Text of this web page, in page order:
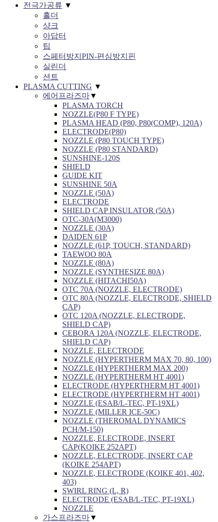
전극가공류 ▼
홀더
샹크
아답터
팁
스페터방지PIN-편심방지핀
실린더
션트
PLASMA CUTTING ▼
에어프라즈마▼
PLASMA TORCH
NOZZLE(P80 F TYPE)
PLASMA HEAD (P80, P80(COMP), 120A)
ELECTRODE(P80)
NOZZLE (P80 TOUCH TYPE)
NOZZLE (P80 STANDARD)
SUNSHINE-120S
SHIELD
GUIDE KIT
SUNSHINE 50A
NOZZLE (50A)
ELECTRODE
SHIELD CAP INSULATOR (50A)
OTC-30A(M3000)
NOZZLE (30A)
DAIDEN 61P
NOZZLE (61P, TOUCH, STANDARD)
TAEWOO 80A
NOZZLE (80A)
NOZZLE (SYNTHESIZE 80A)
NOZZLE (HITACHI50A)
OTC 70A (NOZZLE, ELECTRODE)
OTC 80A (NOZZLE, ELECTRODE, SHIELD
CAP)
OTC 120A (NOZZLE, ELECTRODE,
SHIELD CAP)
CEBORA 120A (NOZZLE, ELECTRODE,
SHIELD CAP)
NOZZLE, ELECTRODE
NOZZLE (HYPERTHERM MAX 70, 80, 100)
NOZZLE (HYPERTHERM MAX 200)
NOZZLE (HYPERTHERM HT 4001)
ELECTRODE (HYPERTHERM HT 4001)
ELECTRODE (HYPERTHERM HT 4001)
NOZZLE (ESAB/L-TEC, PT-19XL)
NOZZLE (MILLER ICE-50C)
NOZZLE (THEROMAL DYNAMICS
PCH/M-150)
NOZZLE, ELECTRODE, INSERT
CAP(KOIKE 252APT)
NOZZLE, ELECTRODE, INSERT CAP
(KOIKE 254APT)
NOZZLE, ELECTRODE (KOIKE 401, 402,
403)
SWIRL RING (L, R)
ELECTRODE (ESAB/L-TEC, PT-19XL)
NOZZLE
가스프라즈마▼